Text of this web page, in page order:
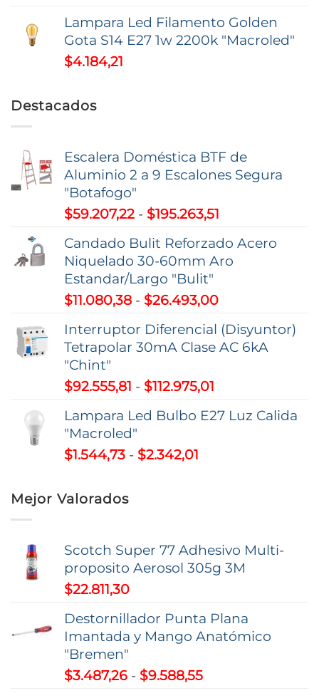
$52.585,26
Lampara Led Filamento Golden
Gota S14 E27 1w 2200k "Macroled"
$4.184,21
Destacados
Escalera Doméstica BTF de
Aluminio 2 a 9 Escalones Segura
"Botafogo"
$59.207,22 - $195.263,51
precios:
desde
$195.263,51
Candado Bulit Reforzado Acero
Niquelado 30-60mm Aro
Estandar/Largo "Bulit"
$11.080,38 - $26.493,00Rango
precios:
desde
$26.493,00
Interruptor Diferencial (Disyuntor)
Tetrapolar 30mA Clase AC 6kA
"Chint"
$92.555,81 - $112.975,01
precios:
Lampara Led Bulbo E27 Luz Calida
"Macroled"
$1.544,73 - $2.342,01
hasta
$2.342,01
Mejor Valorados
Scotch Super 77 Adhesivo Multi-
proposito Aerosol 305g 3M
$22.811,30
Destornillador Punta Plana
Imantada y Mango Anatómico
"Bremen"
$3.487,26 - $9.588,55Rango